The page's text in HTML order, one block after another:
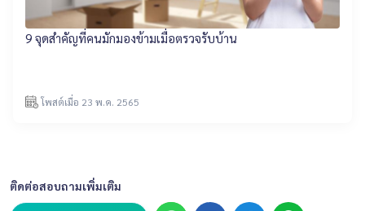
9 จุดสำคัญที่คนมักมองข้ามเมื่อตรวจรับบ้าน
โพสต์เมื่อ 23 พ.ค. 2565
ติดต่อสอบถามเพิ่มเติม